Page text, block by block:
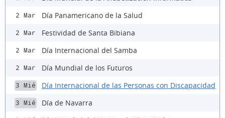
2 Mar Día Panamericano de la Salud
2 Mar Festividad de Santa Bibiana
2 Mar Día Internacional del Samba
2 Mar Día Mundial de los Futuros
3 Mié Día Internacional de las Personas con Discapacidad
3 Mié Día de Navarra